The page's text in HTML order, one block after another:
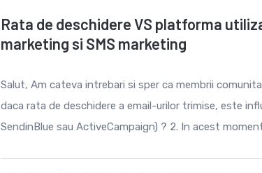
Rata de deschidere VS platforma
marketing si SMS marketing
Salut, Am cateva intrebari si sper ca membrii
daca rata de deschidere a email-urilor trimise, este
SendinBlue sau ActiveCampaign) ? 2. In acest